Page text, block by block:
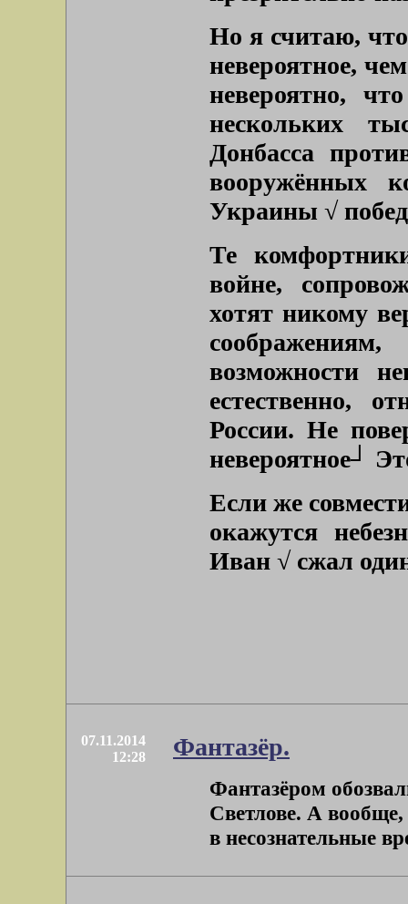
Но я считаю,
невероятное,
невероятно,
нескольких
Донбасса
вооружённых
Украины √
Те
войне,
хотят никому
возможности
естественно,
России. Не
невероятное┘
Если же
окажутся
Иван √ сжал
07.11.2014
12:28
Фантазёр.
Фантазёром
Светлове. А
в несознательные